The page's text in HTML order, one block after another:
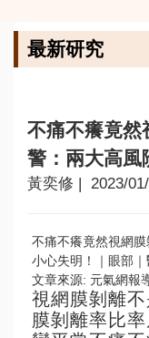
最新研究
不痛不癢竟然
警：兩大高風
黃奕修 | 2023/
不痛不癢竟然視網
小心失明！｜眼部
文章來源: 元氣網報
視網膜剝離
膜剝離率比